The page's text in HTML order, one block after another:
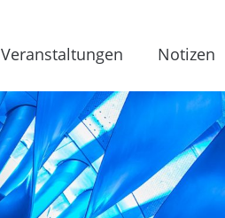
Veranstaltungen Notizen